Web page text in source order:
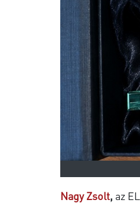
Nagy Zsolt, az